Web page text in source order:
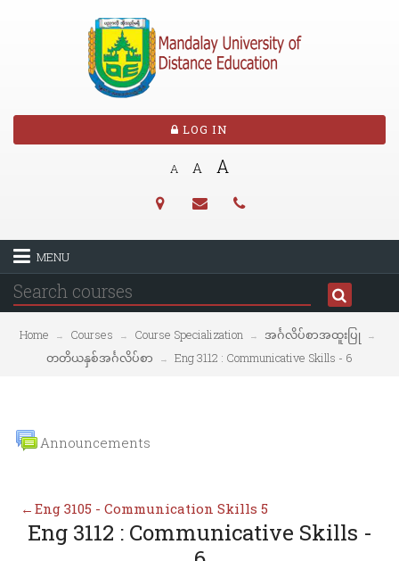
LOG IN
A A A
MENU
Home → Courses → Course Specialization → အင်္ဂလိပ်စာအထူးပြု →
တတိယနှစ်အင်္ဂလိပ်စာ → Eng 3112 : Communicative Skills - 6
Announcements
← Eng 3105 - Communication Skills 5
Eng 3112 : Communicative Skills -